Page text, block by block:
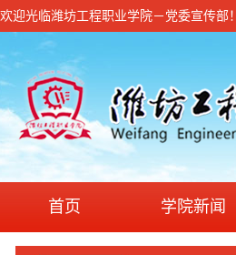
欢迎光临潍坊工程职业学院－党委宣传部！
首页 学院新闻